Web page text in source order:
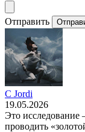
Отправить
C Jordi
19.05.2026
Это
проводить